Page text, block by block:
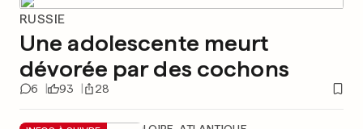
RUSSIE
Une adolescente meurt
dévorée par des cochons
6 93 28